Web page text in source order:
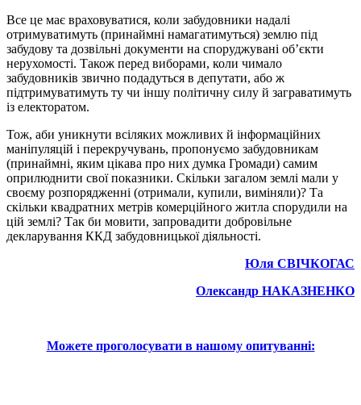
Все це має враховуватися, коли забудовники надалі
отримуватимуть (принаймні намагатимуться) землю під
забудову та дозвільні документи на споруджувані об’єкти
нерухомості. Також перед виборами, коли чимало
забудовників звично подадуться в депутати, або ж
підтримуватимуть ту чи іншу політичну силу й заграватимуть
із електоратом.
Тож, аби уникнути всіляких можливих й інформаційних
маніпуляцій і перекручувань, пропонуємо забудовникам
(принаймні, яким цікава про них думка Громади) самим
оприлюднити свої показники. Скільки загалом землі мали у
своєму розпорядженні (отримали, купили, виміняли)? Та
скільки квадратних метрів комерційного житла спорудили на
цій землі? Так би мовити, запровадити добровільне
декларування ККД забудовницької діяльності.
Юля СВІЧКОГАС
Олександр НАКАЗНЕНКО
Можете проголосувати в нашому опитуванні: